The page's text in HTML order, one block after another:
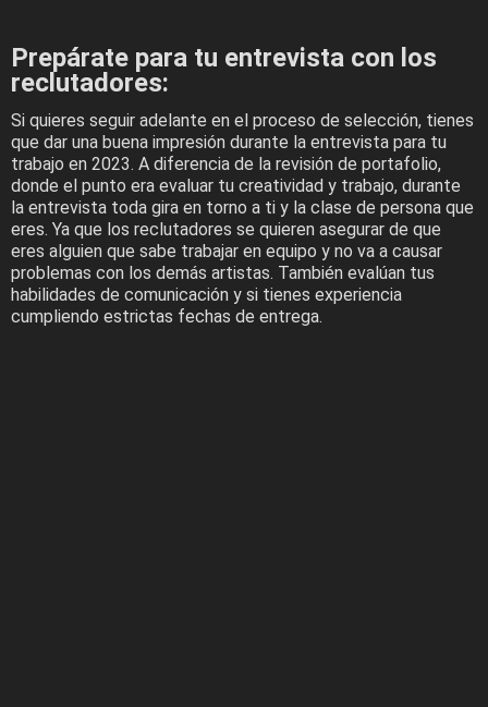
Prepárate para tu entrevista con los
reclutadores:
Si quieres seguir adelante en el proceso de selección, tienes
que dar una buena impresión durante la entrevista para tu
trabajo en 2023. A diferencia de la revisión de portafolio,
donde el punto era evaluar tu creatividad y trabajo, durante
la entrevista toda gira en torno a ti y la clase de persona que
eres. Ya que los reclutadores se quieren asegurar de que
eres alguien que sabe trabajar en equipo y no va a causar
problemas con los demás artistas. También evalúan tus
habilidades de comunicación y si tienes experiencia
cumpliendo estrictas fechas de entrega.